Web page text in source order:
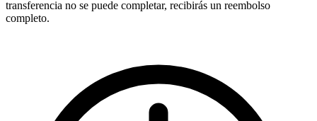
transferencia no se puede completar, recibirás un reembolso
completo.